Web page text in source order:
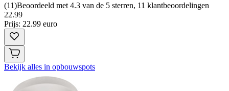
(11)Beoordeeld met 4.3 van de 5 sterren, 11 klantbeoordelingen
22.99
Prijs: 22.99 euro
Bekijk alles in opbouwspots